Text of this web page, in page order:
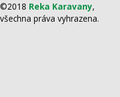
©2018 Reka Karavany,
všechna práva vyhrazena.